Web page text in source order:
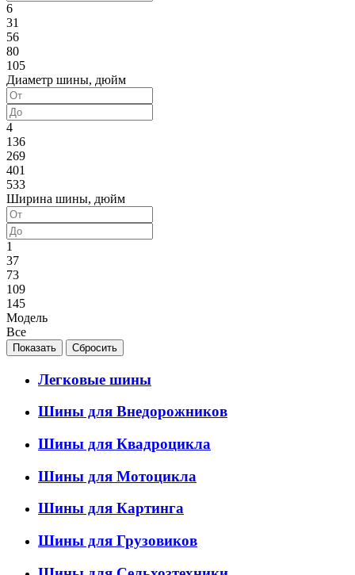
6
31
56
80
105
Диаметр шины, дюйм
4
136
269
401
533
Ширина шины, дюйм
1
37
73
109
145
Модель
Все
Легковые шины
Шины для Внедорожников
Шины для Квадроцикла
Шины для Мотоцикла
Шины для Картинга
Шины для Грузовиков